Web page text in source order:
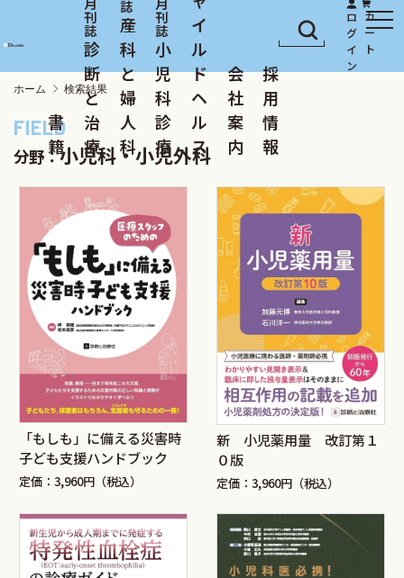
書
籍
診
断
と
治
療
産
科
と
婦
人
科
小
児
科
診
療
イ
ル
ド
ヘ
ル
ス
会
社
案
内
採
用
情
報
ホーム 検索結果
分野：小児科・小児外科
「もしも」に備える災害時
子ども支援ハンドブック
定価：3,960円（税込）
新 小児薬用量 改訂第１
０版
定価：3,960円（税込）